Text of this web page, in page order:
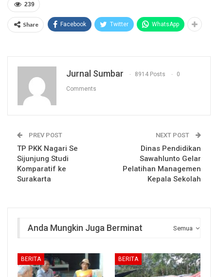
239
Share Facebook Twitter WhatsApp
Jurnal Sumbar 8914 Posts 0
Comments
PREV POST
TP PKK Nagari Se
Sijunjung Studi
Komparatif ke
Surakarta
NEXT POST
Dinas Pendidikan
Sawahlunto Gelar
Pelatihan Managemen
Kepala Sekolah
Semua
Anda Mungkin Juga Berminat
BERITA BERITA